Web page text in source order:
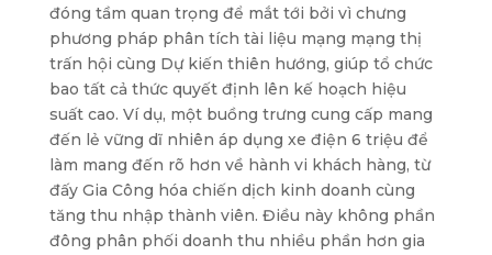
đóng tầm quan trọng để mắt tới bởi vì chưng
phương pháp phân tích tài liệu mạng mạng thị
trấn hội cùng Dự kiến thiên hướng, giúp tổ chức
bao tất cả thức quyết định lên kế hoạch hiệu
suất cao. Ví dụ, một buồng trưng cung cấp mang
đến lẻ vững dĩ nhiên áp dụng xe điện 6 triệu để
làm mang đến rõ hơn về hành vi khách hàng, từ
đấy Gia Công hóa chiến dịch kinh doanh cùng
tăng thu nhập thành viên. Điều này không phần
đông phân phối doanh thu nhiều phần hơn gia